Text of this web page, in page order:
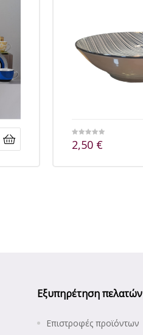
2,50 €
Εξυπηρέτηση πελατών
Επιστροφές προϊόντων